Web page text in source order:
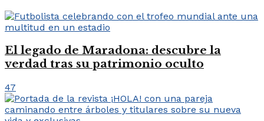
El legado de Maradona: descubre la
verdad tras su patrimonio oculto
47